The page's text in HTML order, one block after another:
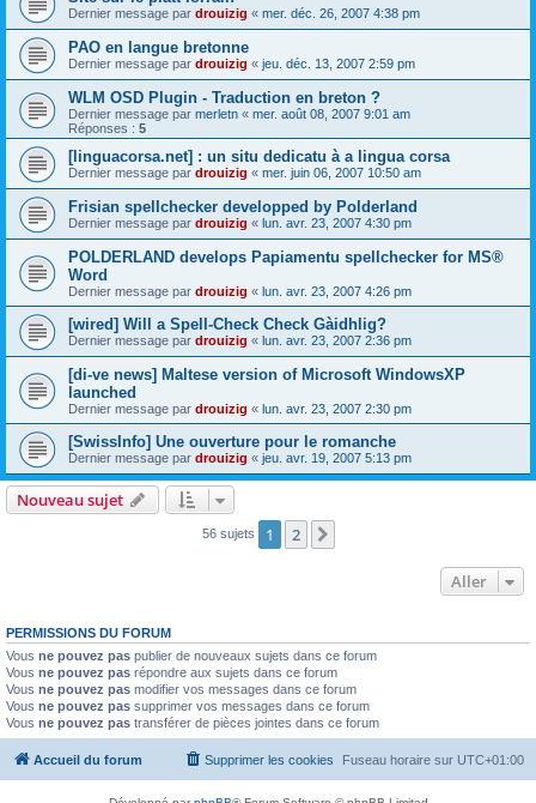
Dernier message par drouizig « mer. déc. 26, 2007 4:38 pm
PAO en langue bretonne
Dernier message par drouizig « jeu. déc. 13, 2007 2:59 pm
WLM OSD Plugin - Traduction en breton ?
Dernier message par merletn « mer. août 08, 2007 9:01 am
Réponses : 5
[linguacorsa.net] : un situ dedicatu à a lingua corsa
Dernier message par drouizig « mer. juin 06, 2007 10:50 am
Frisian spellchecker developped by Polderland
Dernier message par drouizig « lun. avr. 23, 2007 4:30 pm
POLDERLAND develops Papiamentu spellchecker for MS®
Word
Dernier message par drouizig « lun. avr. 23, 2007 4:26 pm
[wired] Will a Spell-Check Check Gàidhlig?
Dernier message par drouizig « lun. avr. 23, 2007 2:36 pm
[di-ve news] Maltese version of Microsoft WindowsXP
launched
Dernier message par drouizig « lun. avr. 23, 2007 2:30 pm
[SwissInfo] Une ouverture pour le romanche
Dernier message par drouizig « jeu. avr. 19, 2007 5:13 pm
Nouveau sujet
56 sujets 1 2
Aller
PERMISSIONS DU FORUM
Vous ne pouvez pas publier de nouveaux sujets dans ce forum
Vous ne pouvez pas répondre aux sujets dans ce forum
Vous ne pouvez pas modifier vos messages dans ce forum
Vous ne pouvez pas supprimer vos messages dans ce forum
Vous ne pouvez pas transférer de pièces jointes dans ce forum
Accueil du forum Fuseau horaire sur UTC+01:00
Supprimer les cookies